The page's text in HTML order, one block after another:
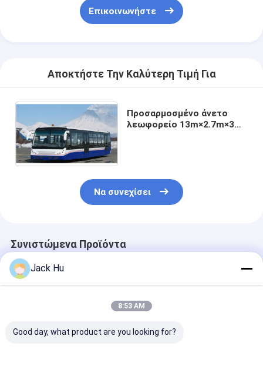
Επικοινωνήστε
Αποκτήστε Την Καλύτερη Τιμή Για
Προσαρμοσμένο άνετο
λεωφορείο 13m×2.7m×3m
Να συνεχίσει
Συνιστώμενα Προϊόντα
Jack Hu
8:53 AM
Good day, what product are you looking for?